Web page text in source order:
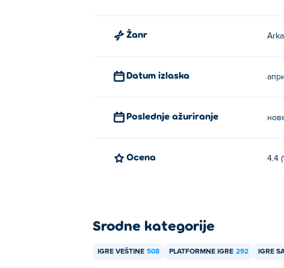
Žanr
Datum izlaska
Poslednje ažuriranje
Ocena 4.4
Srodne kategorije
IGRE VEŠTINE 508 PLATFORMNE IGRE 292 IGRE